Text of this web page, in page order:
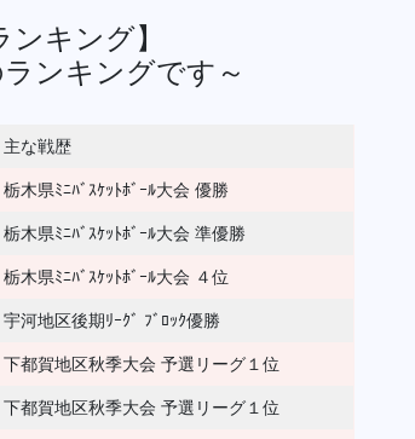
キング】
ンキングです～
主な戦歴
栃木県ﾐﾆﾊﾞｽｹｯﾄﾎﾞｰﾙ大会 優勝
栃木県ﾐﾆﾊﾞｽｹｯﾄﾎﾞｰﾙ大会 準優勝
栃木県ﾐﾆﾊﾞｽｹｯﾄﾎﾞｰﾙ大会 ４位
宇河地区後期ﾘｰｸﾞ ﾌﾞﾛｯｸ優勝
下都賀地区秋季大会 予選リーグ１位
下都賀地区秋季大会 予選リーグ１位